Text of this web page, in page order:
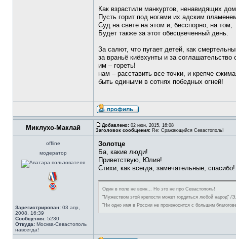
Как взрастили манкуртов, ненавидящих
Пусть горит под ногами их адским
Суд на свете на этом и, бесспорно, на том,
Будет также за этот обесцвеченный день.
За салют, что пугает детей, как
за враньё киёвхунты и за соглашательство
им – гореть!
нам – расставить все точки, и крепче
быть едиными в сотнях победных огней!
Миклухо-Маклай Добавлено: 02 июн, 2015, 16:08
Заголовок сообщения: Re: Сражающийся Севастополь!
offline
модератор
Зарегистрирован: 03 апр,
2008, 16:39
Сообщения: 5230
Откуда: Москва-Севастополь
навсегда!
Золотце
Ба, какие люди!
Приветствую, Юлия!
Стихи, как всегда, замечательные, спасибо!
Один в поле не воин... Но это не про Севастополь!
"Мужеством этой крепости может гордиться любой народ" /
"Ни одно имя в России не произносится с большим